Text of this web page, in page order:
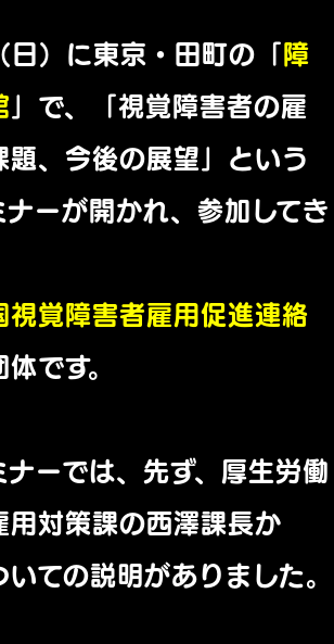
）に東京・田町の「 障
」で、「視覚障害者の雇
題、今後の展望」という
ナーが開かれ、参加してき
視覚障害者雇用促進連絡
体です。
ナーでは、先ず、厚生労働
用対策課の西澤課長か
ての説明がありました。